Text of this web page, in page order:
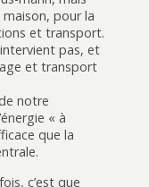
pour la
et transport.
pas, et
et transport
notre
« à
que la
c’est que